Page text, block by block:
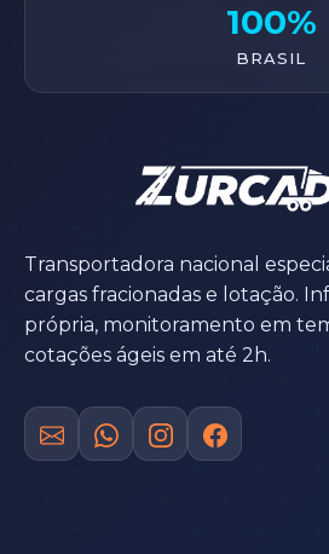
100%
BRASIL
Transportadora nacional
cargas fracionadas e lotação.
própria, monitoramento em
cotações ágeis em até 2h.